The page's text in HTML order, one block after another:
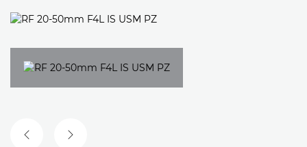
VORHERGEHENDE FOLIE
NÄCHSTE FOLIE